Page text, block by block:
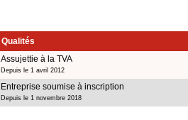
Qualités
Assujettie à la TVA
Depuis le 1 avril 2012
Entreprise soumise à inscription
Depuis le 1 novembre 2018